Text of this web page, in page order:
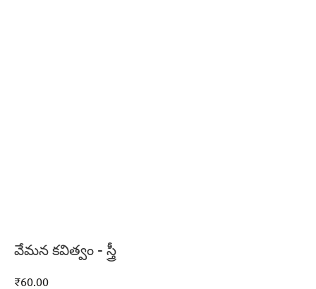
వేమన కవిత్వం – స్త్రీ
₹60.00